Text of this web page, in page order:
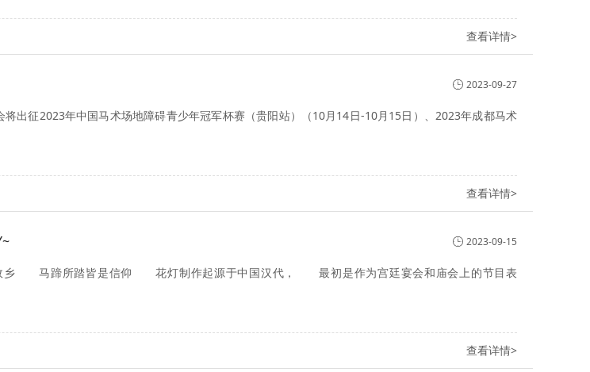
查看详情>
2023-09-27
出征2023年中国马术场地障碍青少年冠军杯赛（贵阳站）（10月14日-10月15日）、2023年成都马术
查看详情>
2023-09-15
乡 马蹄所踏皆是信仰 花灯制作起源于中国汉代， 最初是作为宫廷宴会和庙会上的节目表
查看详情>